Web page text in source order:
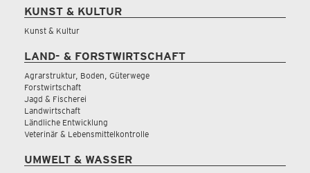
KUNST & KULTUR
Kunst & Kultur
LAND- & FORSTWIRTSCHAFT
Agrarstruktur, Boden, Güterwege
Forstwirtschaft
Jagd & Fischerei
Landwirtschaft
Ländliche Entwicklung
Veterinär & Lebensmittelkontrolle
UMWELT & WASSER